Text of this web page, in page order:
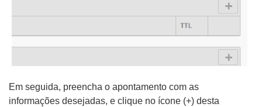
Em seguida, preencha o apontamento com as
informações desejadas, e clique no ícone (+) desta